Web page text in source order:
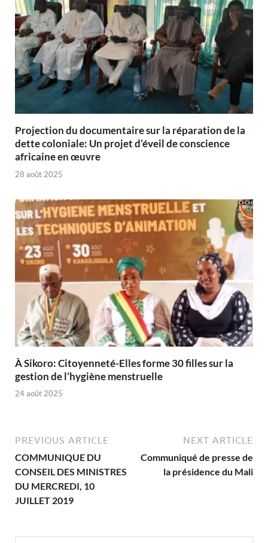
Projection du documentaire sur la réparation de la
dette coloniale: Un projet d’éveil de conscience
africaine en œuvre‎
28 août 2025
À Sikoro: Citoyenneté-Elles forme 30 filles sur la
gestion de l’hygiène menstruelle
24 août 2025
PREVIOUS ARTICLE
COMMUNIQUE DU
CONSEIL DES MINISTRES
DU MERCREDI, 10
JUILLET 2019
NEXT ARTICLE
Communiqué de presse de
la présidence du Mali